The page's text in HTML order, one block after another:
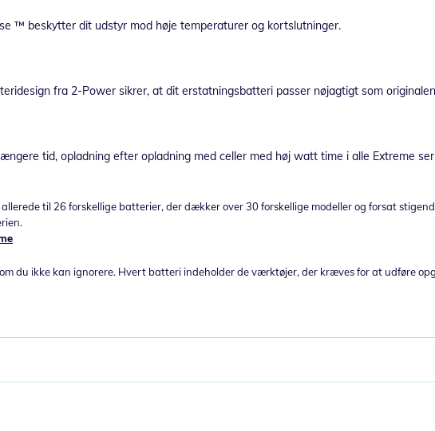
™ beskytter dit udstyr mod høje temperaturer og kortslutninger.
fra 2-Power sikrer, at dit erstatningsbatteri passer nøjagtigt som
tid, opladning efter opladning med celler med høj watt time i alle Extreme
til 26 forskellige batterier, der dækker over 30 forskellige modeller og forsat
du ikke kan ignorere. Hvert batteri indeholder de værktøjer, der kræves for at udføre